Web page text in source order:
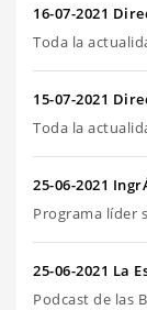
16-07-2021
Toda la
15-07-2021
Toda la
25-06-2021
Programa líder
25-06-2021 La
Podcast de las